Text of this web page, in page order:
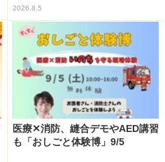
2026.8.5
医療✕消防、縫合デモやAED講習
も「おしごと体験博」9/5